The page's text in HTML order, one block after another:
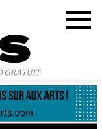
GRATUIT